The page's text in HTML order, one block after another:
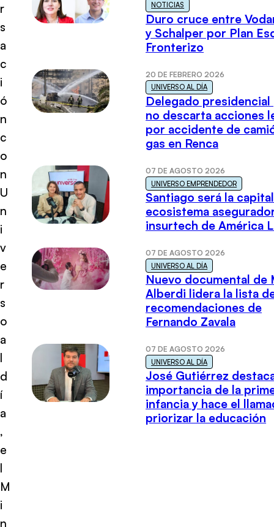
r
s
a
c
i
ó
n
c
o
n
U
n
i
v
e
r
s
o
a
l
d
í
a
,
e
l
M
i
n
NOTICIAS
Duro cruce entre
y Schalper por Plan
Fronterizo
20 DE FEBRERO 2026
UNIVERSO AL DÍA
Delegado presidencial
no descarta acciones
por accidente de
gas en Renca
07 DE AGOSTO 2026
UNIVERSO EMPRENDEDOR
Santiago será la
ecosistema
insurtech de América
07 DE AGOSTO 2026
UNIVERSO AL DÍA
Nuevo documental de
Alberdi lidera la lista
recomendaciones de
Fernando Zavala
07 DE AGOSTO 2026
UNIVERSO AL DÍA
José Gutiérrez
importancia de la
infancia y hace el
priorizar la educación